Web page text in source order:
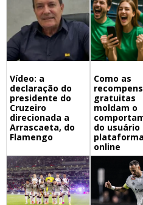
Vídeo: a
declaração do
presidente do
Cruzeiro
direcionada a
Arrascaeta, do
Flamengo
Como as
gratuitas
moldam o
do usuário
online